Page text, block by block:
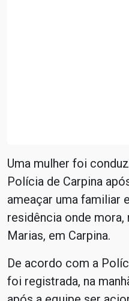
Uma mulher foi
Polícia de Carpina
ameaçar uma familiar
residência onde
Marias, em Carpina.
De acordo com a
foi registrada, na